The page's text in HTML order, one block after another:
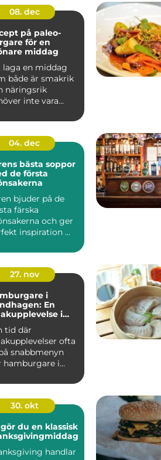
08. dec
på paleo-
för en
middag
laga en middag
både är smakrik
näringsrik
inte vara
04. dec
bästa soppor
de första
bjuder på de
färska
och ger
inspiration ...
27. nov
i
En
i
tid där
ofta
snabbmenyn
hamburgare i
30. okt
gör du en klassisk
handlar